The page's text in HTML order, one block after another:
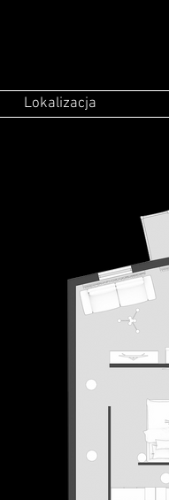
Lokalizacja